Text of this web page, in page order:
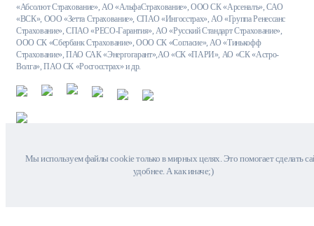
«Абсолют Страхование», АО «АльфаСтрахование», ООО СК «Арсеналъ», САО
«ВСК», ООО «Зетта Страхование», СПАО «Ингосстрах», АО «Группа Ренессанс
Страхование», СПАО «РЕСО-Гарантия», АО «Русский Стандарт Страхование»,
ООО СК «Сбербанк Страхование», ООО СК «Согласие», АО «Тинькофф
Страхование», ПАО САК «Энергогарант»,АО «СК «ПАРИ», АО «СК «Астро-
Волга», ПАО СК «Росгосстрах» и др.
Мы используем файлы cookie только в мирных целях. Это помогает сделать
удобнее. А как иначе;)